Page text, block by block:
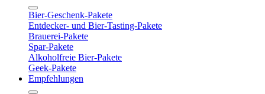
Bier-Geschenk-Pakete
Entdecker- und Bier-Tasting-Pakete
Brauerei-Pakete
Spar-Pakete
Alkoholfreie Bier-Pakete
Geek-Pakete
Empfehlungen